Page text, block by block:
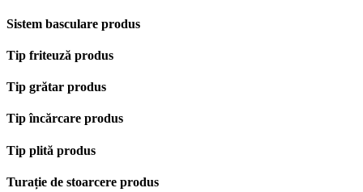
Sistem basculare produs
Tip friteuză produs
Tip grătar produs
Tip încărcare produs
Tip plită produs
Turație de stoarcere produs